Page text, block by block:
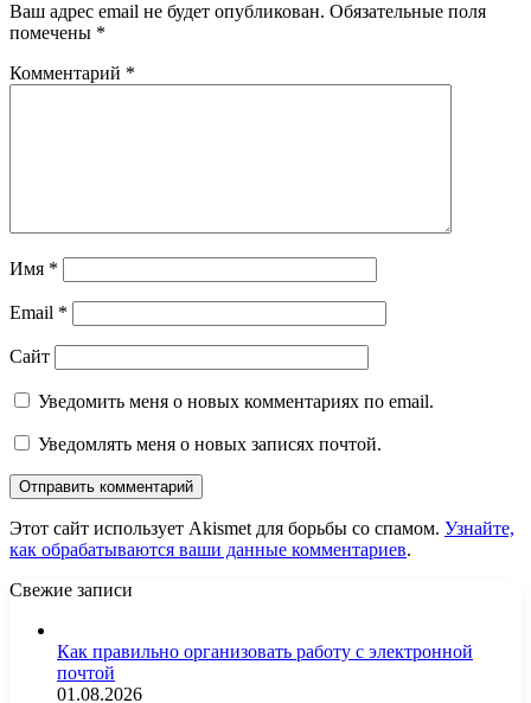
Ваш адрес email не будет опубликован. Обязательные поля
помечены *
Комментарий *
Имя *
Email *
Сайт
Уведомить меня о новых комментариях по email.
Уведомлять меня о новых записях почтой.
Этот сайт использует Akismet для борьбы со спамом. Узнайте,
как обрабатываются ваши данные комментариев.
Свежие записи
Как правильно организовать работу с электронной
почтой
01.08.2026